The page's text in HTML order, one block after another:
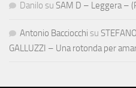
Danilo su SAM D – Leggera –
Antonio Bacciocchi su
GALLUZZI – Una rotonda per